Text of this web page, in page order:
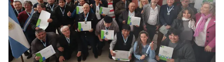
Transparencia
Presupuesto